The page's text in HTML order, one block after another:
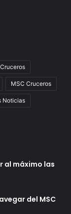
MSC Cruceros
Noticias
al máximo las
del MSC